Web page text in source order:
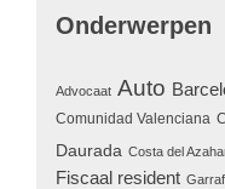
Onderwerpen
Advocaat Auto
Comunidad Valenciana
Daurada Costa del
Fiscaal resident Garraf